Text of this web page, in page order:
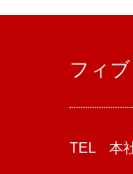
フィ
TEL 本